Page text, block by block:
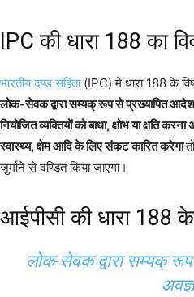
IPC की धारा 188 का
भारतीय दण्ड संहिता(IPC) में धारा 188 के
लोक-सेवक द्वारा सम्यक् रूप से प्रख्यापित आदेश
नियोजित व्यक्तियों को बाधा, क्षोभ या क्षति
स्वास्थ्य, क्षेम आदि के लिए संकट कारित करेगा
जुर्माने से दण्डित किया जाएगा।
आईपीसी की धारा 188
लोक-सेवक द्वारा सम्यक्